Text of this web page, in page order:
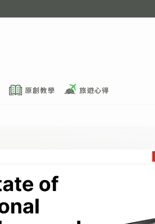
原創教學 旅遊心得